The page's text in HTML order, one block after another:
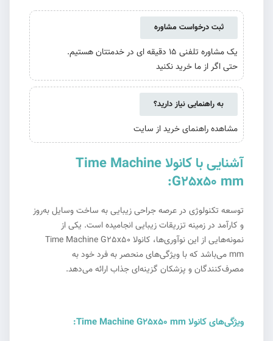
ثبت درخواست مشاوره
یک مشاوره تلفنی 15 دقیقه ای در خدمتتان هستیم.
حتی اگر از ما خرید نکنید
به راهنمایی نیاز دارید؟
مشاهده راهنمای خرید از سایت
آشنایی با کانولا Time Machine
G25x50 mm:
توسعه تکنولوژی در عرصه جراحی زیبایی به ساخت وسایل به‌روز
و کارآمد در زمینه تزریقات زیبایی انجامیده است. یکی از
نمونه‌هایی از این نوآوری‌ها، کانولا Time Machine G25x50
mm می‌باشد که با ویژگی‌های منحصر به فرد خود به
مصرف‌کنندگان و پزشکان گزینه‌ای جذاب ارائه می‌دهد.
ویژگی‌های کانولا Time Machine G25x50 mm: